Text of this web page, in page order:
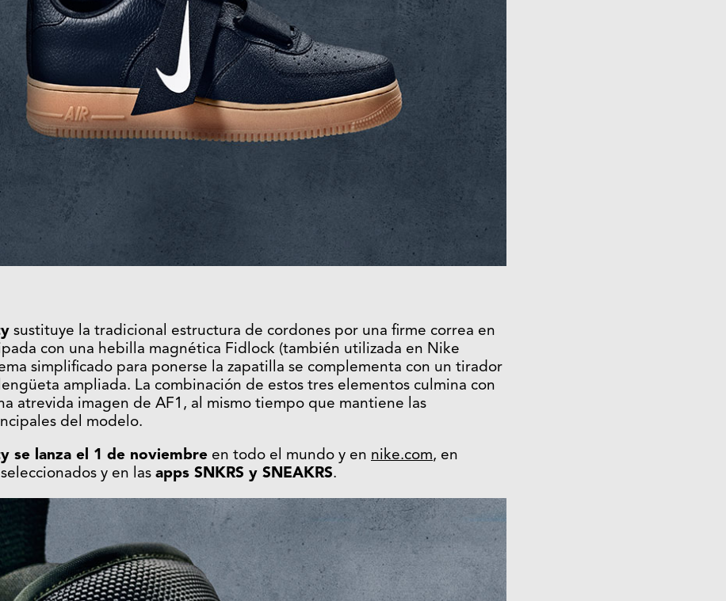
sustituye la tradicional estructura de cordones por una firme correa en
con una hebilla magnética Fidlock (también utilizada en Nike
simplificado para ponerse la zapatilla se complementa con un tirador
ampliada. La combinación de estos tres elementos culmina con
atrevida imagen de AF1, al mismo tiempo que mantiene las
del modelo.
se lanza el 1 de noviembre en todo el mundo y en nike.com, en
y en las apps SNKRS y SNEAKRS.